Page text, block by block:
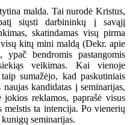
malda. Tai nurodė Kristus,
siųsti darbininkų į savąjį
skatindamas visų pirma
kitų mini maldą (Dekr. apie
bendromis pastangomis
veikimas. Kai vienoje
sumažėjo, kad paskutiniais
kandidatas į seminarijas,
reklamos, paprašė visus
ta intencija. Po vienerių
seminarijas.